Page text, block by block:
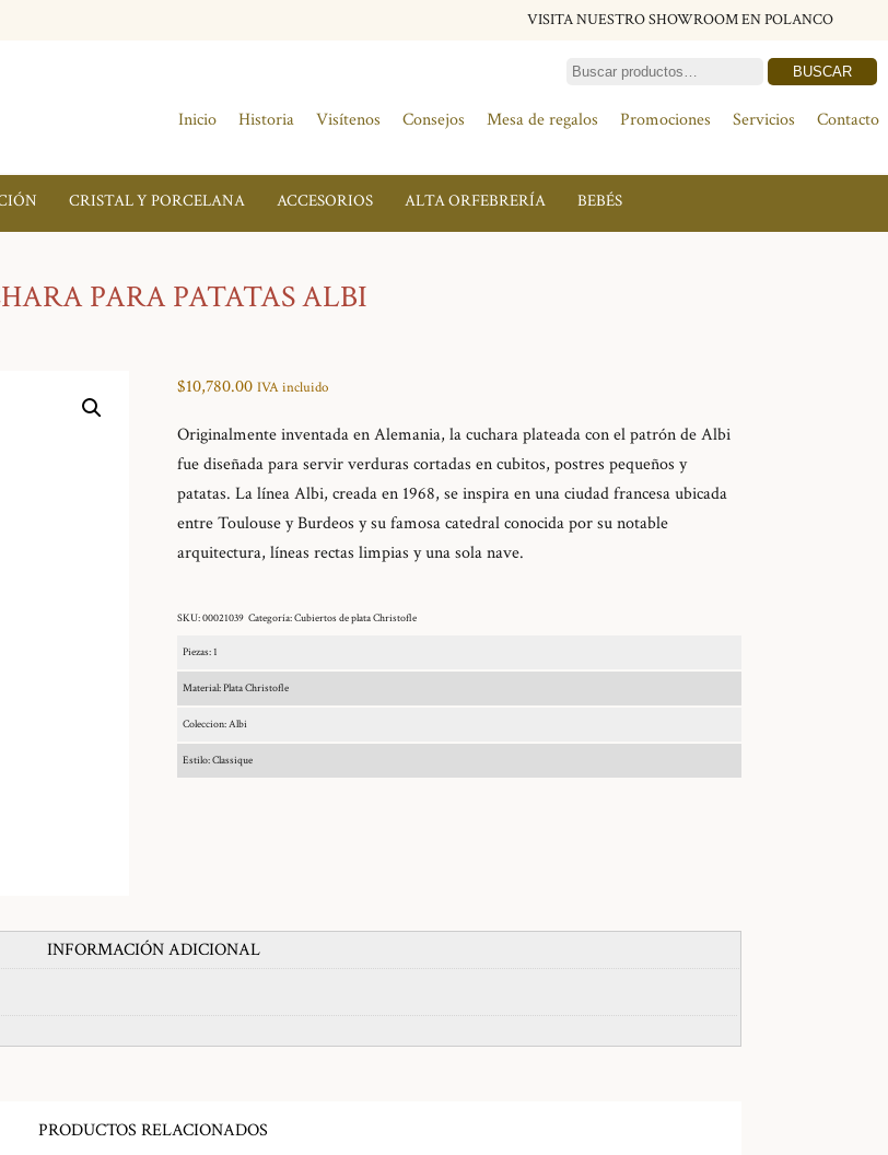
VISITA NUESTRO SHOWROOM EN POLANCO
BUSCAR
Inicio Historia Visítenos Consejos Mesa de regalos Promociones Servicios Contacto
CRISTAL Y PORCELANA ACCESORIOS ALTA ORFEBRERÍA BEBÉS
PARA PATATAS ALBI
$10,780.00 IVA incluido
Originalmente inventada en Alemania, la cuchara plateada con el patrón de Albi
fue diseñada para servir verduras cortadas en cubitos, postres pequeños y
patatas. La línea Albi, creada en 1968, se inspira en una ciudad francesa ubicada
entre Toulouse y Burdeos y su famosa catedral conocida por su notable
arquitectura, líneas rectas limpias y una sola nave.
SKU:00021039 Categoría:Cubiertos de plata Christofle
Piezas: 1
Material: Plata Christofle
Coleccion: Albi
Estilo: Classique
INFORMACIÓN ADICIONAL
PRODUCTOS RELACIONADOS